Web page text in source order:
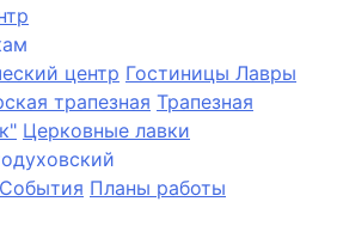
центр Гостиницы Лавры
трапезная Трапезная
Церковные лавки
События Планы работы